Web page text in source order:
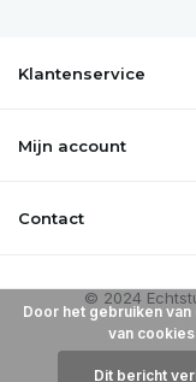
Klantenservice
Mijn account
Contact
Door het gebruiken
van
Dit bericht